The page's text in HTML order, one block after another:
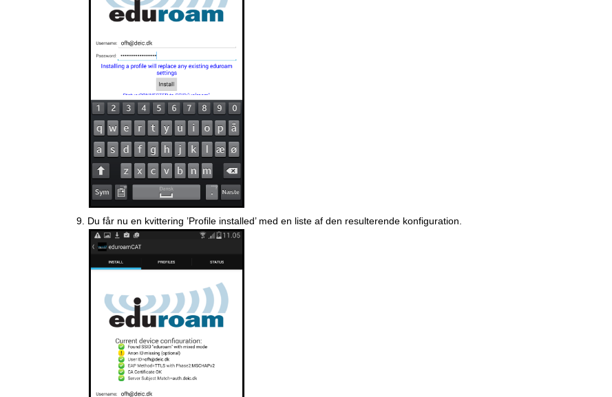
Du får nu en kvittering ’Profile installed’ med en liste af den resulterende konfiguration.